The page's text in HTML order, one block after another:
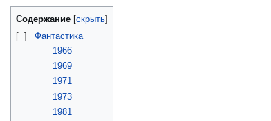
к
навигации
к
поиску
Содержание
[−]
Фантастика
1966
1969
1971
1973
1981